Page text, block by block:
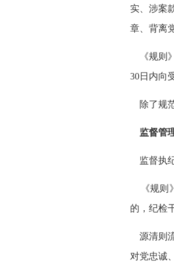
实、涉案
章、背离
《规则
30日内向
除了规
监督管
监督执
《规则
的，纪检
源清则
对党忠诚